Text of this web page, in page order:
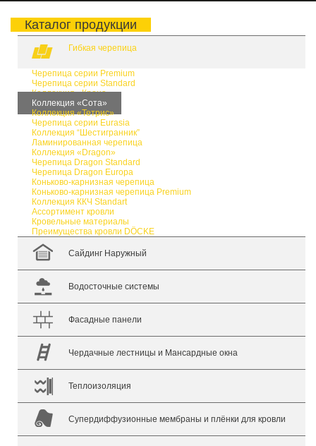
Каталог продукции
Гибкая черепица
Черепица серии Premium
Черепица серии Standard
Коллекция «Крона»
Коллекция «Сота»
Коллекция «Тетрис»
Черепица серии Eurasia
Коллекция “Шестигранник”
Ламинированная черепица
Коллекция «Dragon»
Черепица Dragon Standard
Черепица Dragon Europa
Коньково-карнизная черепица
Коньково-карнизная черепица Premium
Коллекция ККЧ Standart
Ассортимент кровли
Кровельные материалы
Преимущества кровли DÖCKE
Сайдинг Наружный
Водосточные системы
Фасадные панели
Чердачные лестницы и Мансардные окна
Теплоизоляция
Супердиффузионные мембраны и плёнки для кровли